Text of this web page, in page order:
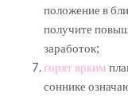
положение в
получите
заработок;
горят ярким
соннике